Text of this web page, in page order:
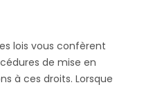
lois vous confèrent
de mise en
à ces droits. Lorsque